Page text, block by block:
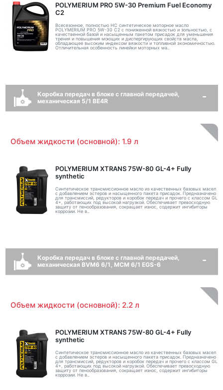
POLYMERIUM PRO 5W-30 Premium Fuel Economy
С2
Всесезонное, полностью HC синтетическое моторное масло
POLYMERIUM PRO 5W-30 C2 с пониженной вязкостью и зольностью, с
качественной базой и насыщенным пакетом присадок для уменьшения
трения и повышения моющих и диспергирующих свойств масла,
обладающее высоким индексом вязкости и топливной экономичностью.
Отличительная особенность линейки моторных ма..
Коробка передач в блоке с главной передачей,
механическая 5/1 BE4R
Объем жидкости (основной): 1.9 л
POLYMERIUM XTRANS 75W-80 GL-4+ Fully
synthetic
Синтетическое трансмиссионное масло из качественных базовых масел
с добавлением эстеров и насыщенного пакета присадок. Предназначено
для трансмиссий, редукторов и коробок передач и прочего с классом GL
4+, работающих под высокой нагрузкой. Обеспечивает превосходную
защиту от пенообразования, сокращает износ, содержит ингибиторы
коррозии. Не в..
Коробка передач в блоке с главной передачей,
механическая BVM6 6/1, MCM 6/1 EGS-6
Объем жидкости (основной): 2.2 л
POLYMERIUM XTRANS 75W-80 GL-4+ Fully
synthetic
Синтетическое трансмиссионное масло из качественных базовых масел
с добавлением эстеров и насыщенного пакета присадок. Предназначено
для трансмиссий, редукторов и коробок передач и прочего с классом GL
4+, работающих под высокой нагрузкой. Обеспечивает превосходную
защиту от пенообразования, сокращает износ, содержит ингибиторы
коррозии. Не в..